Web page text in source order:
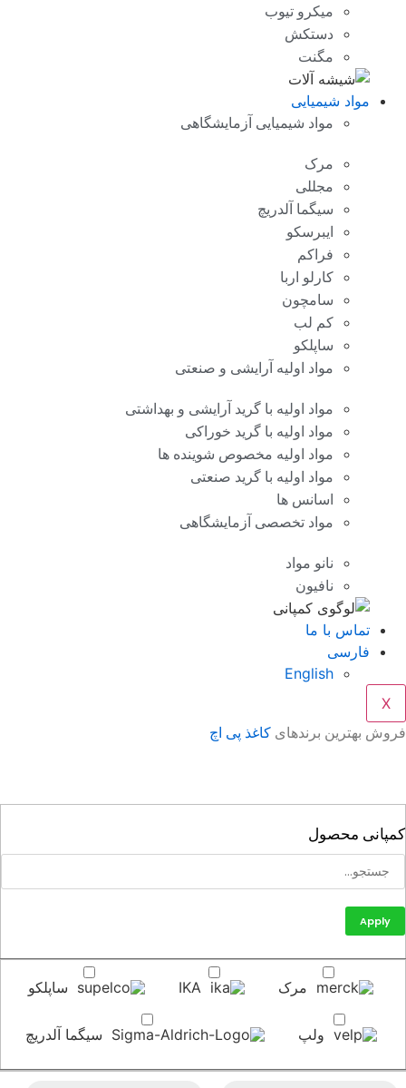
میکرو تیوب
دستکش
مگنت
مواد شیمیایی
مواد شیمیایی آزمایشگاهی
مرک
مجللی
سیگما آلدریچ
ایبرسکو
فراکم
کارلو اربا
سامچون
کم لب
ساپلکو
مواد اولیه آرایشی و صنعتی
مواد اولیه با گرید آرایشی و بهداشتی
مواد اولیه با گرید خوراکی
مواد اولیه مخصوص شوینده ها
مواد اولیه با گرید صنعتی
اسانس ها
مواد تخصصی آزمایشگاهی
نانو مواد
نافیون
تماس با ما
فارسی
English
بهترین برندهایکاغذ پی اچ
محصول
Apply
مرک IKA ساپلکو
ولپ سیگما آلدریچ